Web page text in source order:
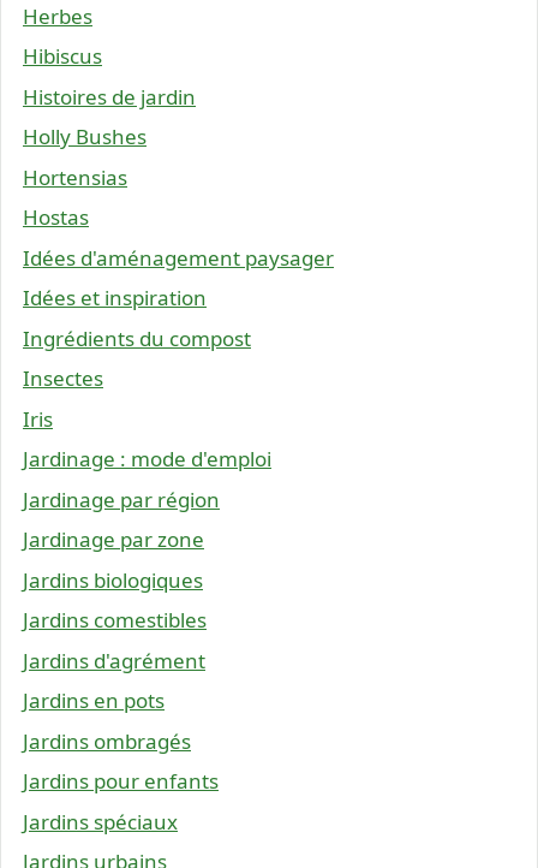
Herbes
Hibiscus
Histoires de jardin
Holly Bushes
Hortensias
Hostas
Idées d'aménagement paysager
Idées et inspiration
Ingrédients du compost
Insectes
Iris
Jardinage : mode d'emploi
Jardinage par région
Jardinage par zone
Jardins biologiques
Jardins comestibles
Jardins d'agrément
Jardins en pots
Jardins ombragés
Jardins pour enfants
Jardins spéciaux
Jardins urbains